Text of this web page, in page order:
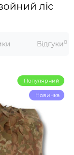
ліс
Відгуки0
Популярний
Новинка